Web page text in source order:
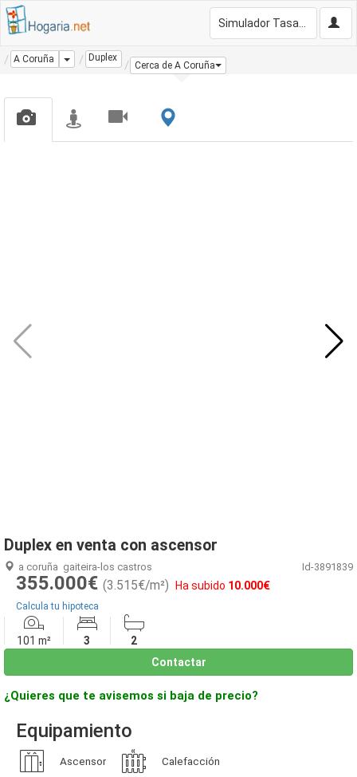
A Coruña Dropdown
Duplex
Cerca de A Coruña
Duplex en venta con ascensor
a coruña gaiteira-los castros Id-3891839
355.000€ (3.515€/m²) Ha subido 10.000€
Calcula tu hipoteca
101 m² 3
2
Contactar
¿Quieres que te avisemos si baja de precio?
Equipamiento
Ascensor Calefacción